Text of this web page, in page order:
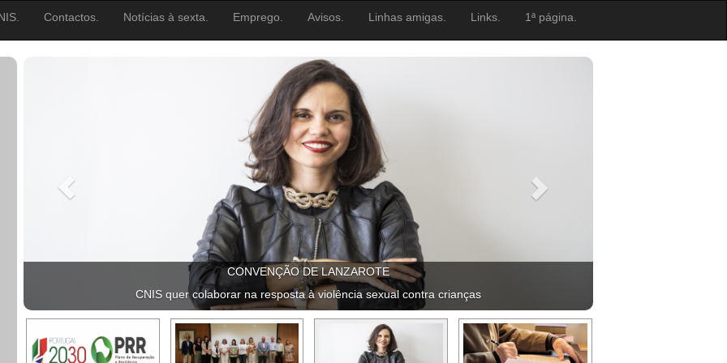
Contactos. Notícias à sexta. Emprego. Avisos. Linhas amigas. Links. 1ª página.
CONVENÇÃO DE LANZAROTE
CNIS quer colaborar na resposta à violência sexual contra crianças